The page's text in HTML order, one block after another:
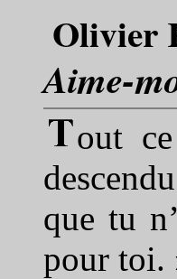
Olivier
Aime-
out
que tu
pour toi.